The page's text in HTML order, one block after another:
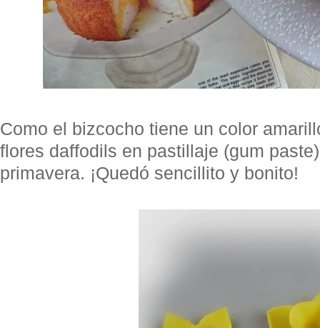
Como el bizcocho tiene un color
flores daffodils en pastillaje (gum
primavera. ¡Quedó sencillito y bonito!